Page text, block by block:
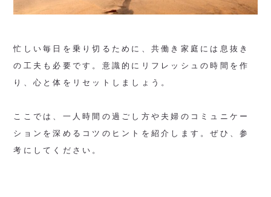
忙しい毎日を乗り切るために、共働き家庭には息抜き
の工夫も必要です。意識的にリフレッシュの時間を作
り、心と体をリセットしましょう。
ここでは、一人時間の過ごし方や夫婦のコミュニケー
ションを深めるコツのヒントを紹介します。ぜひ、参
考にしてください。